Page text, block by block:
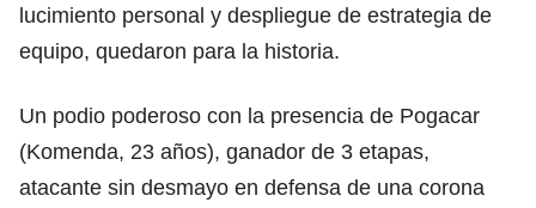
lucimiento personal y despliegue de estrategia de
equipo, quedaron para la historia.
Un podio poderoso con la presencia de Pogacar
(Komenda, 23 años), ganador de 3 etapas,
atacante sin desmayo en defensa de una corona